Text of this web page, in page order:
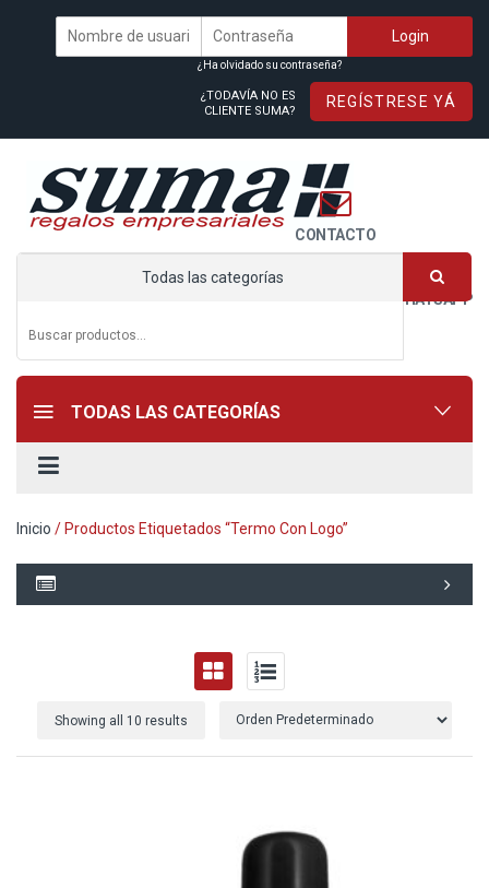
¿Ha olvidado su contraseña?
¿TODAVÍA NO ES
CLIENTE SUMA?
REGÍSTRESE YÁ
WHATSAPP
CONTACTO
Todas las categorías
TODAS LAS CATEGORÍAS
Inicio / Productos Etiquetados “termo Con Logo”
Showing all 10 results